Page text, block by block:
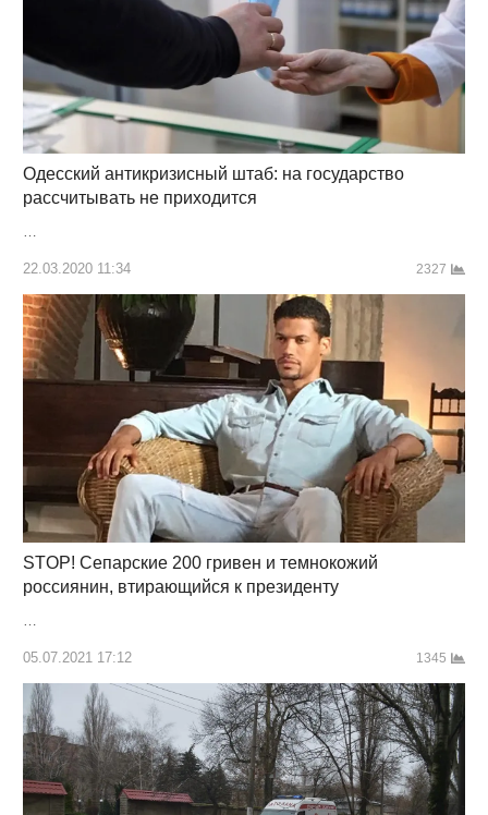
Одесский антикризисный штаб: на государство
рассчитывать не приходится
…
22.03.2020 11:34 2327
STOP! Сепарские 200 гривен и темнокожий
россиянин, втирающийся к президенту
05.07.2021 17:12 1345